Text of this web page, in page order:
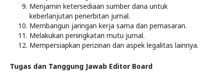
Menjamin ketersediaan sumber dana untuk
keberlanjutan penerbitan jurnal.
Membangun jaringan kerja sama dan pemasaran.
Melakukan peningkatan mutu jurnal.
Mempersiapkan perizinan dan aspek legalitas lainnya.
Tugas dan Tanggung Jawab Editor Board